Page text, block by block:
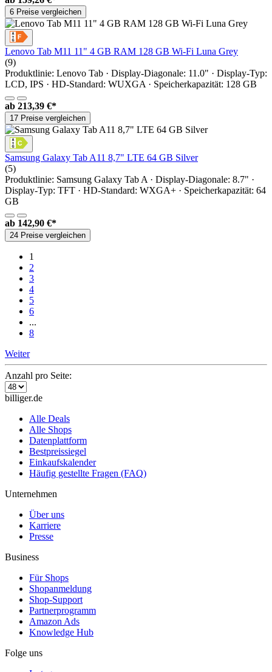
6 Preise vergleichen
Lenovo Tab M11 11" 4 GB RAM 128 GB Wi-Fi Luna Grey
(9)
Produktlinie: Lenovo Tab · Display-Diagonale: 11.0" · Display-Typ:
LCD, IPS · HD-Standard: WUXGA · Speicherkapazität: 128 GB
ab 213,39 €*
17 Preise vergleichen
Samsung Galaxy Tab A11 8,7" LTE 64 GB Silver
(5)
Produktlinie: Samsung Galaxy Tab A · Display-Diagonale: 8.7" ·
Display-Typ: TFT · HD-Standard: WXGA+ · Speicherkapazität: 64
GB
ab 142,90 €*
24 Preise vergleichen
1
2
3
4
5
6
...
8
Weiter
Anzahl pro Seite:
billiger.de
Alle Deals
Alle Shops
Datenplattform
Bestpreissiegel
Einkaufskalender
Häufig gestellte Fragen (FAQ)
Unternehmen
Über uns
Karriere
Presse
Business
Für Shops
Shopanmeldung
Shop-Support
Partnerprogramm
Amazon Ads
Knowledge Hub
Folge uns